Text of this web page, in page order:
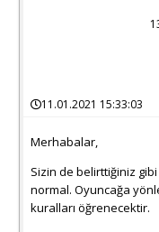
11.01.2021 15:33:03
Merhabalar,
Sizin de belirttiğiniz
normal. Oyuncağa
kuralları öğrenecektir.